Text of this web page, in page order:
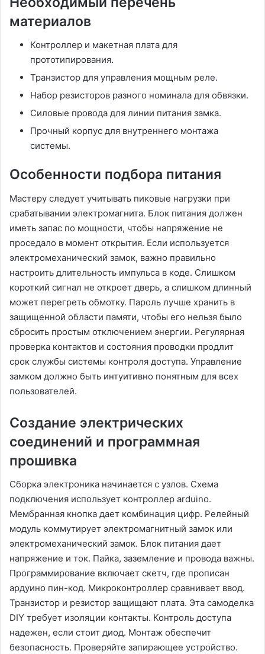
материалов
Контроллер и макетная плата для
прототипирования.
Транзистор для управления мощным реле.
Набор резисторов разного номинала для обвязки.
Силовые провода для линии питания замка.
Прочный корпус для внутреннего монтажа
системы.
Особенности подбора питания
Мастеру следует учитывать пиковые нагрузки при
срабатывании электромагнита. Блок питания должен
иметь запас по мощности, чтобы напряжение не
проседало в момент открытия. Если используется
электромеханический замок, важно правильно
настроить длительность импульса в коде. Слишком
короткий сигнал не откроет дверь, а слишком длинный
может перегреть обмотку. Пароль лучше хранить в
защищенной области памяти, чтобы его нельзя было
сбросить простым отключением энергии. Регулярная
проверка контактов и состояния проводки продлит
срок службы системы контроля доступа. Управление
замком должно быть интуитивно понятным для всех
пользователей.
Создание электрических
соединений и программная
прошивка
Сборка электроника начинается с узлов. Схема
подключения использует контроллер arduino.
Мембранная кнопка дает комбинация цифр. Релейный
модуль коммутирует электромагнитный замок или
электромеханический замок. Блок питания дает
напряжение и ток. Пайка, заземление и провода важны.
Программирование включает скетч, где прописан
ардуино пин-код. Микроконтроллер сравнивает ввод.
Транзистор и резистор защищают плата. Эта самоделка
DIY требует изоляции контакты. Контроль доступа
надежен, если стоит диод. Монтаж обеспечит
безопасность. Проверяйте запирающее устройство.